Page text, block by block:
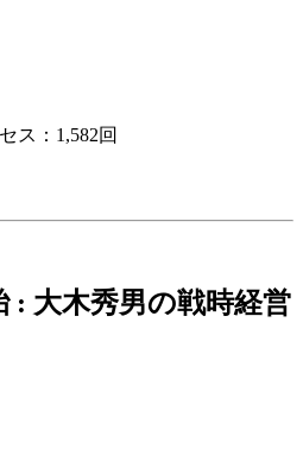
ス：1,582回
: 大木秀男の戦時経営